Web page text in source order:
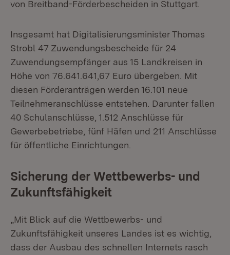
von Breitband-Förderbescheiden in Stuttgart.
Insgesamt hat Digitalisierungsminister Thomas
Strobl 47 Zuwendungsbescheide für 24
Zuwendungsempfänger aus 15 Landkreisen in
Höhe von 76.641.641,67 Euro übergeben. Mit
diesen Förderanträgen werden 16.101 neue
Teilnehmeranschlüsse entstehen. Darunter fallen
40 Schulanschlüsse, 1.512 Anschlüsse für
Gewerbebetriebe, fünf Häfen und 211 Anschlüsse
für öffentliche Einrichtungen.
Sicherung der Wettbewerbs- und
Zukunftsfähigkeit
„Mit Blick auf die Wettbewerbs- und
Zukunftsfähigkeit unseres Landes ist es wichtig,
dass der Ausbau des schnellen Internets rasch